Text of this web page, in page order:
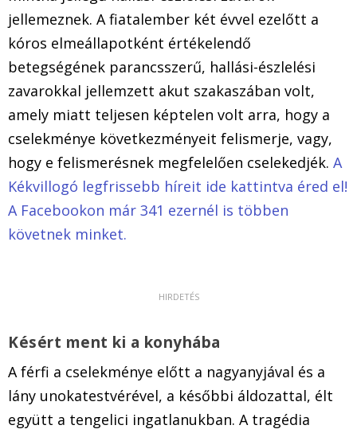
jellemeznek. A fiatalember két évvel ezelőtt a
kóros elmeállapotként értékelendő
betegségének parancsszerű, hallási-észlelési
zavarokkal jellemzett akut szakaszában volt,
amely miatt teljesen képtelen volt arra, hogy a
cselekménye következményeit felismerje, vagy,
hogy e felismerésnek megfelelően cselekedjék. A
Kékvillogó legfrissebb híreit ide kattintva éred el!
A Facebookon már 341 ezernél is többen
követnek minket.
Késért ment ki a konyhába
A férfi a cselekménye előtt a nagyanyjával és a
lány unokatestvérével, a későbbi áldozattal, élt
együtt a tengelici ingatlanukban. A tragédia